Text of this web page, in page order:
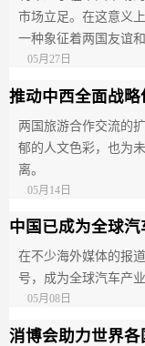
市场立足。在这意义
一种象征着两国友谊
05月27日
推动中西全面战
两国旅游合作交流的
郁的人文色彩，也为
离。
05月14日
中国已成为全球
在不少海外媒体的报
号，成为全球汽车产
05月08日
消博会助力世界